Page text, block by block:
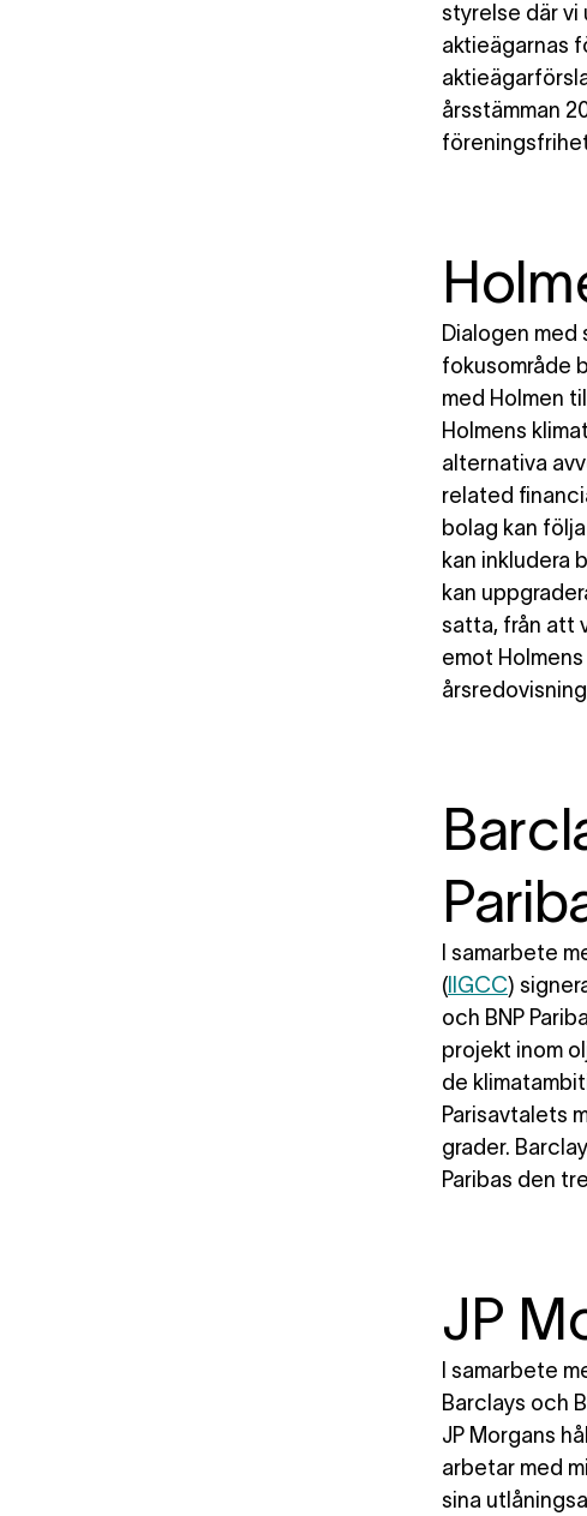
styrelse där vi
aktieägarnas
årsstämman
Dialogen med
fokusområde
med Holmen
Holmens
alternativa
related
bolag kan
kan inkludera
kan
satta, från att
emot
I samarbete
(IIGCC)
och BNP
projekt inom
de
Parisavtalets
grader.
Paribas den
JP
I samarbete
Barclays och
JP Morgans
arbetar med
sina